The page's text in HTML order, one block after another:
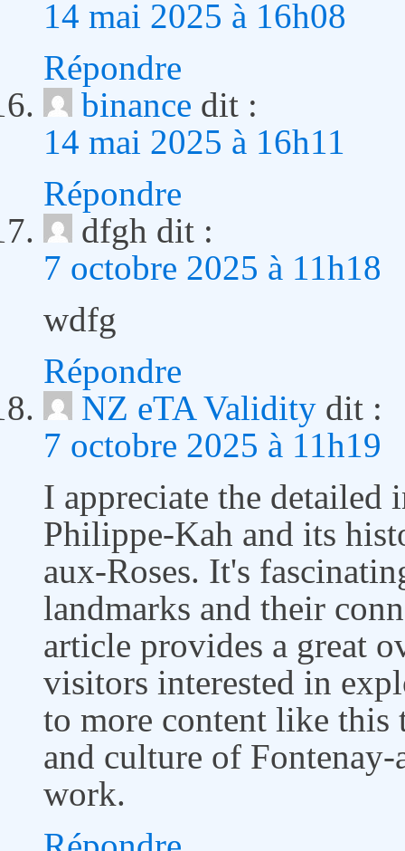
14 mai 2025 à 16h08
Répondre
binance dit :
14 mai 2025 à 16h11
Répondre
dfgh dit :
7 octobre 2025 à 11h18
wdfg
Répondre
NZ eTA Validity dit :
7 octobre 2025 à 11h19
I appreciate the detailed
Philippe-Kah and its
aux-Roses. It's
landmarks and their
article provides a great
visitors interested in
to more content like
and culture of
work.